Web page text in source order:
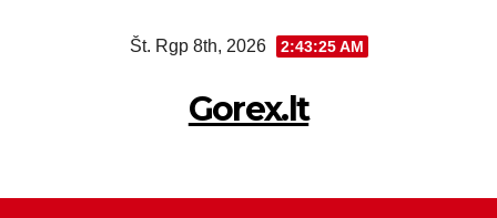
Št. Rgp 8th, 2026 2:43:26 AM
Gorex.lt